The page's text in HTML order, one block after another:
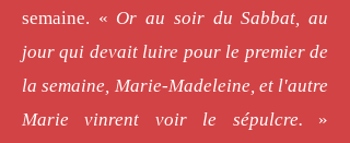
semaine. « Or au soir du Sabbat, au
jour qui devait luire pour le premier de
la semaine, Marie-Madeleine, et l'autre
Marie vinrent voir le sépulcre. »